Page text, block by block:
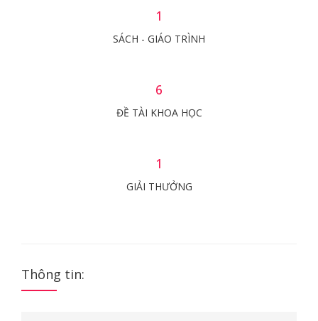
1
SÁCH - GIÁO TRÌNH
6
ĐỀ TÀI KHOA HỌC
1
GIẢI THƯỞNG
Thông tin: